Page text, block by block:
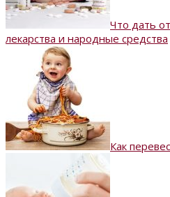
Что дать
лекарства и народные средства
Как